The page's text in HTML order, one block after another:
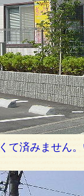
て済みません